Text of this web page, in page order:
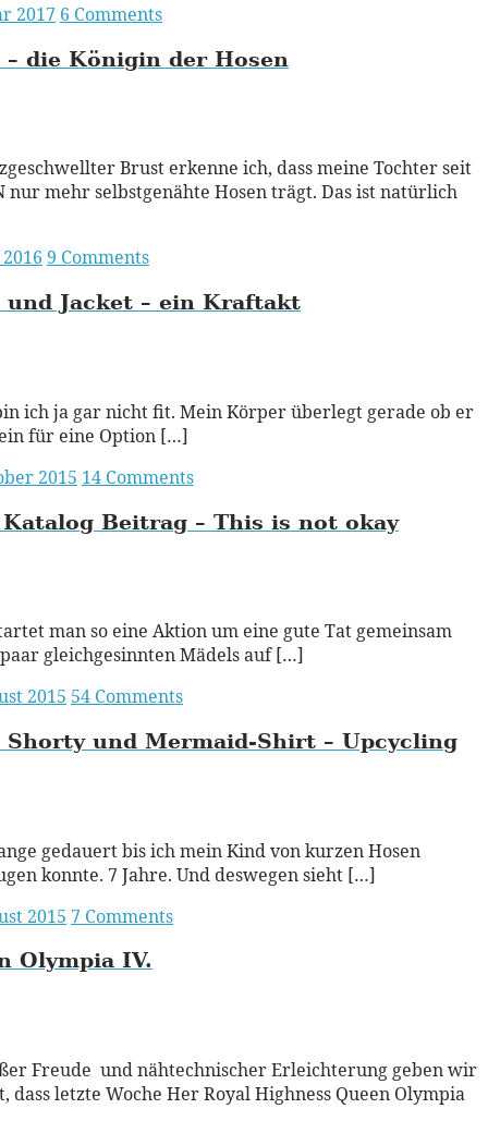
2017 6 Comments
– die Königin der Hosen
Brust erkenne ich, dass meine Tochter seit
nur mehr selbstgenähte Hosen trägt. Das ist natürlich
9 Comments
und Jacket – ein Kraftakt
ich ja gar nicht fit. Mein Körper überlegt gerade ob er
für eine Option […]
2015 14 Comments
Beitrag – This is not okay
man so eine Aktion um eine gute Tat gemeinsam
gleichgesinnten Mädels auf […]
2015 54 Comments
Shorty und Mermaid-Shirt – Upcycling
gedauert bis ich mein Kind von kurzen Hosen
konnte. 7 Jahre. Und deswegen sieht […]
2015 7 Comments
Olympia IV.
Freude und nähtechnischer Erleichterung geben wir
dass letzte Woche Her Royal Highness Queen Olympia